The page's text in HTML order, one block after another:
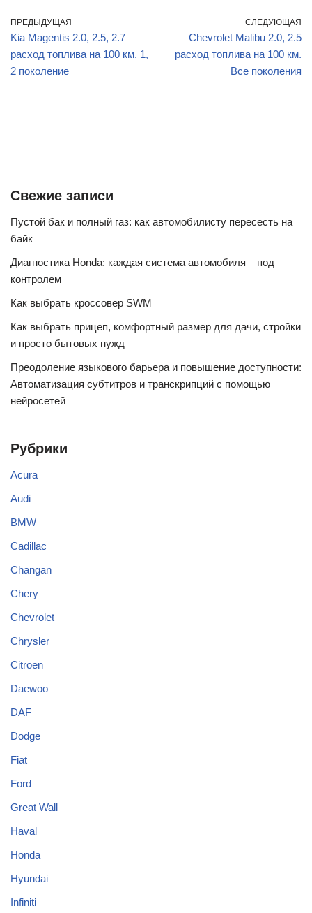
ПРЕДЫДУЩАЯ
Kia Magentis 2.0, 2.5, 2.7
расход топлива на 100 км. 1,
2 поколение
СЛЕДУЮЩАЯ
Chevrolet Malibu 2.0, 2.5
расход топлива на 100 км.
Все поколения
Свежие записи
Пустой бак и полный газ: как автомобилисту пересесть на
байк
Диагностика Honda: каждая система автомобиля – под
контролем
Как выбрать кроссовер SWM
Как выбрать прицеп, комфортный размер для дачи, стройки
и просто бытовых нужд
Преодоление языкового барьера и повышение доступности:
Автоматизация субтитров и транскрипций с помощью
нейросетей
Рубрики
Acura
Audi
BMW
Cadillac
Changan
Chery
Chevrolet
Chrysler
Citroen
Daewoo
DAF
Dodge
Fiat
Ford
Great Wall
Haval
Honda
Hyundai
Infiniti